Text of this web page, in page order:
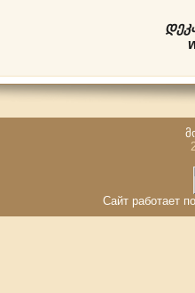
Сайт работает